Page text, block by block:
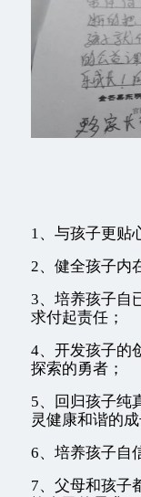
1、与孩子更贴
2、健全孩子内
3、培养孩子自
求付起责任；
4、开发孩子的
探索的勇者；
5、回归孩子纯
灵健康和谐的成
6、培养孩子自
7、父母和孩子